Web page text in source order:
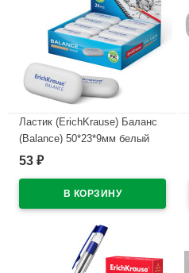
Ластик (ErichKrause) Баланс
(Balance) 50*23*9мм белый
арт.34638
53 ₽